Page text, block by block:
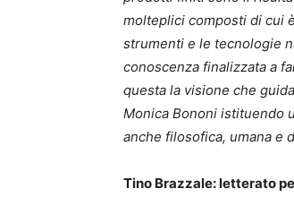
molteplici composti di cui
strumenti e le tecnologie
conoscenza finalizzata a
questa la visione che
Monica Bononi istituendo
anche filosofica, umana e
Tino Brazzale: letterato